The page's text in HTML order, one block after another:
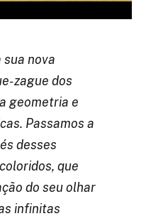
sua nova
zague dos
geometria e
Passamos a
desses
que
do seu olhar
infinitas